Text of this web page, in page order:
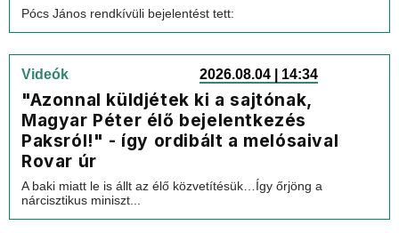
Pócs János rendkívüli bejelentést tett:
Videók 2026.08.04 | 14:34
"Azonnal küldjétek ki a sajtónak,
Magyar Péter élő bejelentkezés
Paksról!" - így ordibált a melósaival
Rovar úr
A baki miatt le is állt az élő közvetítésük…Így őrjöng a
nárcisztikus miniszt...